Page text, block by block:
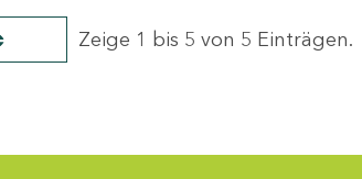
Zeige 1 bis 5 von 5 Einträgen.